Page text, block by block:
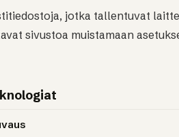
jotka tallentuvat
sivustoa muistamaan